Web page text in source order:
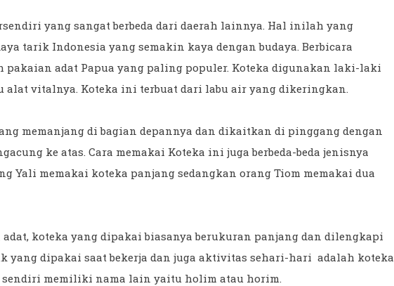
yang sangat berbeda dari daerah lainnya. Hal inilah yang
tarik Indonesia yang semakin kaya dengan budaya. Berbicara
pakaian adat Papua yang paling populer. Koteka digunakan laki-laki
alat vitalnya. Koteka ini terbuat dari labu air yang dikeringkan.
memanjang di bagian depannya dan dikaitkan di pinggang dengan
ke atas. Cara memakai Koteka ini juga berbeda-beda jenisnya
Yali memakai koteka panjang sedangkan orang Tiom memakai dua
koteka yang dipakai biasanya berukuran panjang dan dilengkapi
yang dipakai saat bekerja dan juga aktivitas sehari-hari adalah koteka
sendiri memiliki nama lain yaitu holim atau horim.